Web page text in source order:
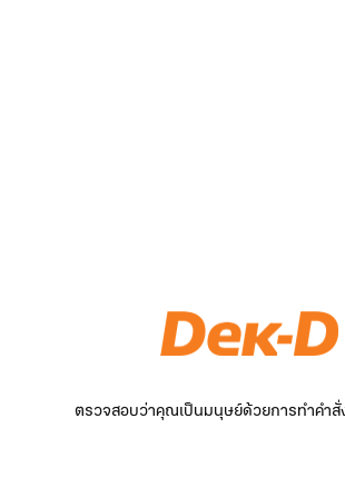
ตรวจสอบว่าคุณเป็นมนุษย์ด้วยการทำคำสั่